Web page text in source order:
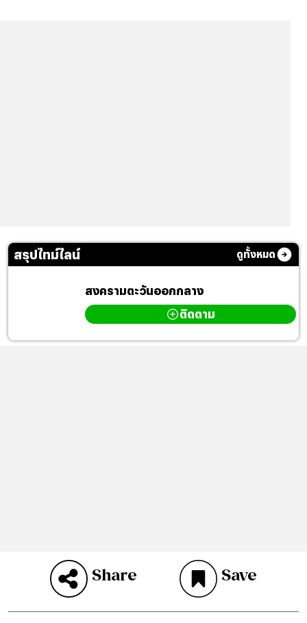
สรุปไทม์ไลน์ ดูทั้งหมด
สงครามตะวันออกกลาง
ติดตาม
Share Save